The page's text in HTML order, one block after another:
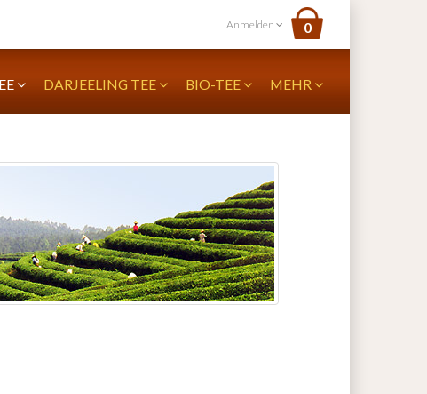
Anmelden 0
DARJEELING TEE BIO-TEE MEHR